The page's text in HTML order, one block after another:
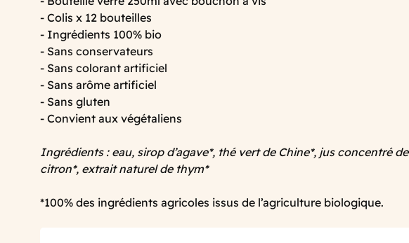
- Colis x 12 bouteilles
- Ingrédients 100% bio
- Sans conservateurs
- Sans colorant artificiel
- Sans arôme artificiel
- Sans gluten
- Convient aux végétaliens
Ingrédients : eau, sirop d’agave*, thé vert de Chine*, jus concentré de
citron*, extrait naturel de thym*
*100% des ingrédients agricoles issus de l’agriculture biologique.